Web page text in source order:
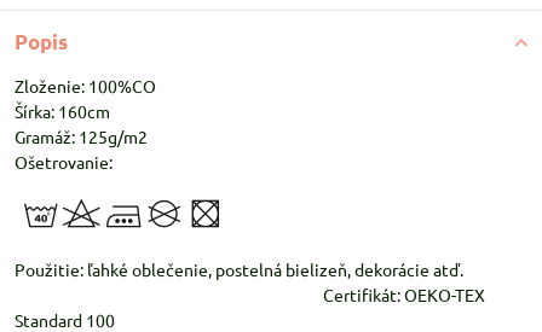
Popis
Zloženie: 100%CO
Šírka: 160cm
Gramáž: 125g/m2
Ošetrovanie:
Použitie: ľahké oblečenie, postelná bielizeň, dekorácie atď.
Certifikát: OEKO-TEX
Standard 100